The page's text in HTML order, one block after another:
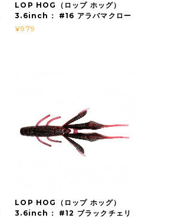
LOP HOG（ロップ ホッグ）
3.6inch： #16 アラバマクロー
¥979
LOP HOG（ロップ ホッグ）
3.6inch： #12 ブラックチェリ